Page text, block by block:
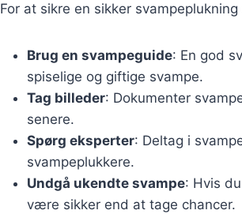
For at sikre en sikker
Brug en svampeguide: En god
spiselige og giftige svampe.
Tag billeder: Dokumenter
senere.
Spørg eksperter: Deltag i
svampeplukkere.
Undgå ukendte svampe: Hvis
være sikker end at tage chancer.